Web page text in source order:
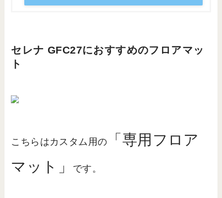
セレナ GFC27におすすめのフロアマッ
ト
こちらはカスタム用の
「専用フロア
マット」
です。